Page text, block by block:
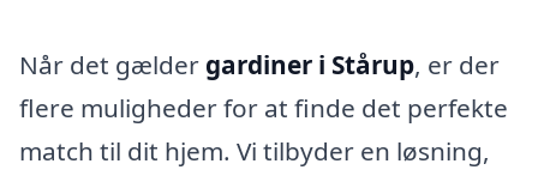
Når det gælder gardiner i Stårup, er der
flere muligheder for at finde det perfekte
match til dit hjem. Vi tilbyder en løsning,